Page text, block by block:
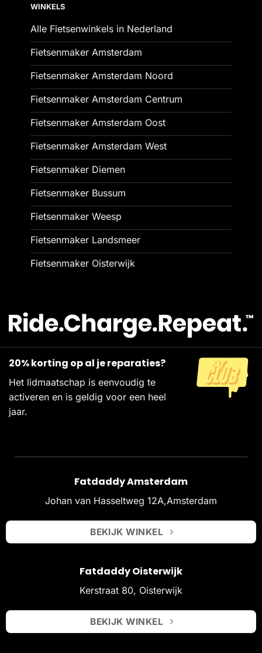
WINKELS
Alle Fietsenwinkels in Nederland
Fietsenmaker Amsterdam
Fietsenmaker Amsterdam Noord
Fietsenmaker Amsterdam Centrum
Fietsenmaker Amsterdam Oost
Fietsenmaker Amsterdam West
Fietsenmaker Diemen
Fietsenmaker Bussum
Fietsenmaker Weesp
Fietsenmaker Landsmeer
Fietsenmaker Oisterwijk
20% korting op al je reparaties?
Het lidmaatschap is eenvoudig te
activeren en is geldig voor een heel
jaar.
Fatdaddy Amsterdam
Johan van Hasseltweg 12A,Amsterdam
BEKIJK WINKEL
Fatdaddy Oisterwijk
Kerstraat 80, Oisterwijk
BEKIJK WINKEL